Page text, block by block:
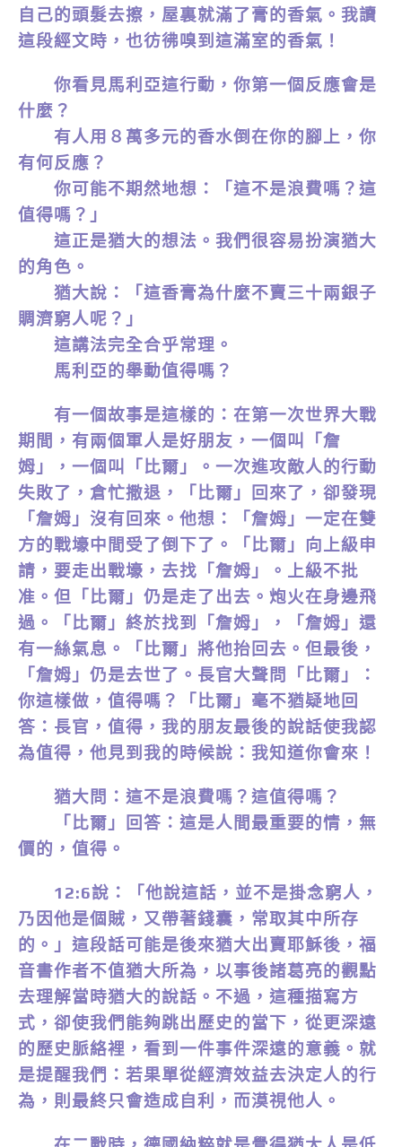
自己的頭髮去擦，屋裏就滿了膏的香氣。我讀
這段經文時，也彷彿嗅到這滿室的香氣！
你看見馬利亞這行動，你第一個反應會是
什麼？
有人用８萬多元的香水倒在你的腳上，你
有何反應？
你可能不期然地想：「這不是浪費嗎？這
值得嗎？」
這正是猶大的想法。我們很容易扮演猶大
的角色。
猶大說：「這香膏為什麼不賣三十兩銀子
賙濟窮人呢？」
這講法完全合乎常理。
馬利亞的舉動值得嗎？
有一個故事是這樣的：在第一次世界大戰
期間，有兩個軍人是好朋友，一個叫「詹
姆」，一個叫「比爾」。一次進攻敵人的行動
失敗了，倉忙撒退，「比爾」回來了，卻發現
「詹姆」沒有回來。他想：「詹姆」一定在雙
方的戰壕中間受了倒下了。「比爾」向上級申
請，要走出戰壕，去找「詹姆」。上級不批
准。但「比爾」仍是走了出去。炮火在身邊飛
過。「比爾」終於找到「詹姆」，「詹姆」還
有一絲氣息。「比爾」將他抬回去。但最後，
「詹姆」仍是去世了。長官大聲問「比爾」：
你這樣做，值得嗎？「比爾」毫不猶疑地回
答：長官，值得，我的朋友最後的說話使我認
為值得，他見到我的時候說：我知道你會來！
猶大問：這不是浪費嗎？這值得嗎？
「比爾」回答：這是人間最重要的情，無
價的，值得。
12:6說：「他說這話，並不是掛念窮人，
乃因他是個賊，又帶著錢囊，常取其中所存
的。」這段話可能是後來猶大出賣耶穌後，福
音書作者不值猶大所為，以事後諸葛亮的觀點
去理解當時猶大的說話。不過，這種描寫方
式，卻使我們能夠跳出歷史的當下，從更深遠
的歷史脈絡裡，看到一件事件深遠的意義。就
是提醒我們：若果單從經濟效益去決定人的行
為，則最終只會造成自利，而漠視他人。